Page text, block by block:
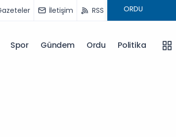
İletişim RSS
Spor Gündem Ordu Politika